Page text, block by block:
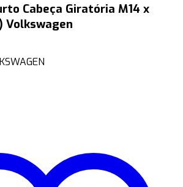
Cabeça Giratória M14 x
Volkswagen